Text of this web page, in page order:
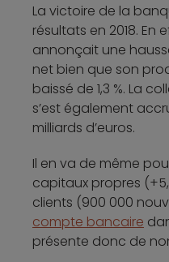
La victoire de la
résultats en 2018. En
annonçait une
net bien que son
baissé de 1,3 %. La
s’est également
milliards d’euros.
Il en va de même
capitaux propres
clients (900 000
compte bancaire
présente donc de